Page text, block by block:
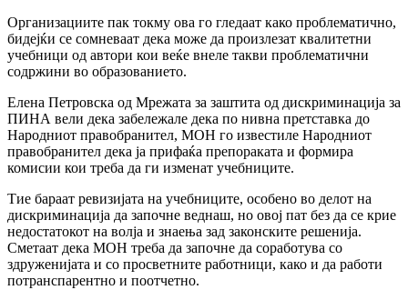
Организациите пак токму ова го гледаат како проблематично,
бидејќи се сомневаат дека може да произлезат квалитетни
учебници од автори кои веќе внеле такви проблематични
содржини во образованието.
Елена Петровска од Мрежата за заштита од дискриминација за
ПИНА вели дека забележале дека по нивна претставка до
Народниот правобранител, МОН го известиле Народниот
правобранител дека ја прифаќа препораката и формира
комисии кои треба да ги изменат учебниците.
Тие бараат ревизијата на учебниците, особено во делот на
дискриминација да започне веднаш, но овој пат без да се крие
недостатокот на волја и знаења зад законските решенија.
Сметаат дека МОН треба да започне да соработува со
здруженијата и со просветните работници, како и да работи
потранспарентно и поотчетно.